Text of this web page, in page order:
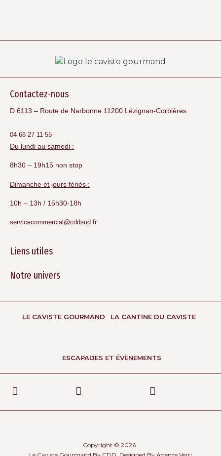
Contactez-nous
D 6113 – Route de Narbonne 11200 Lézignan-Corbières
04 68 27 11 55
Du lundi au samedi :
8h30 – 19h15 non stop
Dimanche et jours fériés :
10h – 13h / 15h30-18h
servicecommercial@cddsud.fr
Liens utiles
Notre univers
LE CAVISTE GOURMAND LA CANTINE DU CAVISTE
ESCAPADES ET ÉVÈNEMENTS
Copyright © 2026